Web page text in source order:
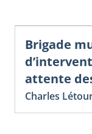
Brigade
attente
Charles